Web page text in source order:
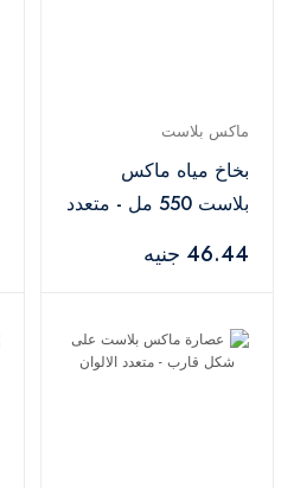
ماكس بلاست
بخاخ مياه ماكس
بلاست 550 مل - متعدد
46.44 جنيه